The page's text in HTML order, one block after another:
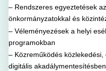
– Rendszeres egyeztetések az
önkormányzatokkal és
– Véleményezések a helyi
programokban
– Közreműködés közlekedési,
digitális akadálymentesítésben